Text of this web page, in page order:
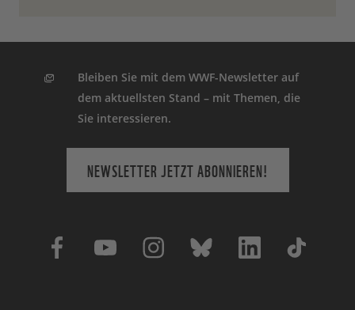
Bleiben Sie mit dem WWF-Newsletter auf
dem aktuellsten Stand – mit Themen, die
Sie interessieren.
NEWSLETTER JETZT ABONNIEREN!